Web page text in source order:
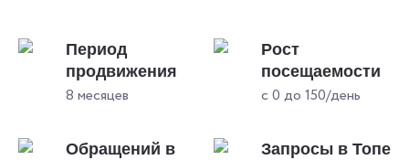
Период
продвижения
8 месяцев
Рост
посещаемости
с 0 до 150/день
Обращений в
Запросы в Топе